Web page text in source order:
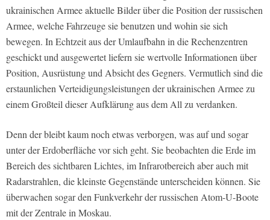
ukrainischen Armee aktuelle Bilder über die Position der russischen
Armee, welche Fahrzeuge sie benutzen und wohin sie sich
bewegen. In Echtzeit aus der Umlaufbahn in die Rechenzentren
geschickt und ausgewertet liefern sie wertvolle Informationen über
Position, Ausrüstung und Absicht des Gegners. Vermutlich sind die
erstaunlichen Verteidigungsleistungen der ukrainischen Armee zu
einem Großteil dieser Aufklärung aus dem All zu verdanken.
Denn der bleibt kaum noch etwas verborgen, was auf und sogar
unter der Erdoberfläche vor sich geht. Sie beobachten die Erde im
Bereich des sichtbaren Lichtes, im Infrarotbereich aber auch mit
Radarstrahlen, die kleinste Gegenstände unterscheiden können. Sie
überwachen sogar den Funkverkehr der russischen Atom-U-Boote
mit der Zentrale in Moskau.